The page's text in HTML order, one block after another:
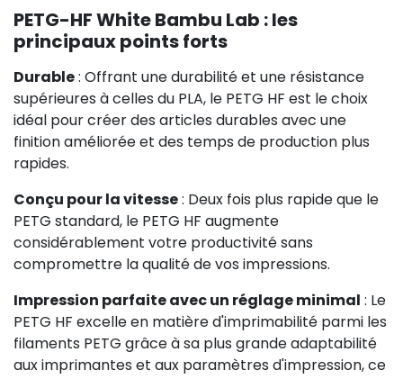
PETG-HF White Bambu Lab : les
principaux points forts
Durable: Offrant une durabilité et une résistance
supérieures à celles du PLA, le PETG HF est le choix
idéal pour créer des articles durables avec une
finition améliorée et des temps de production plus
rapides.
Conçu pour la vitesse: Deux fois plus rapide que le
PETG standard, le PETG HF augmente
considérablement votre productivité sans
compromettre la qualité de vos impressions.
Impression parfaite avec un réglage minimal : Le
PETG HF excelle en matière d'imprimabilité parmi les
filaments PETG grâce à sa plus grande adaptabilité
aux imprimantes et aux paramètres d'impression, ce